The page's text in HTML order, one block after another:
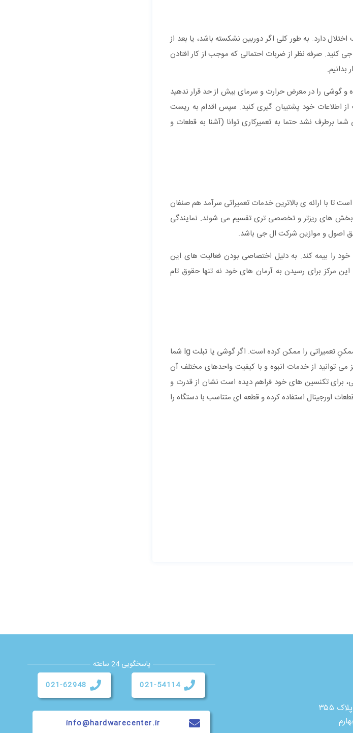
دارد. به طور کلی اگر دوربین نشکسته باشد، یا بعد از
صرفه نظر از ضربات احتمالی که موجب از کار افتادن
و گوشی را در معرض حرارت و سرمای بیش از حد قرار ندهید
اطلاعات خود پشتیبان گیری کنید. سپس اقدام به ریست
برطرف نشد حتما به تعمیرکاری توانا (آشنا به قطعات و
تا با ارائه ی بالاترین خدمات تعمیراتی سرآمد هم صنفان
بخش های ریزتر و تخصصی تری تقسیم می شوند. نمایندگی
را بیمه کند. به دلیل اختصاصی بودن فعالیت های این
مرکز برای رسیدن به آرمان های خود نه تنها حقوق تام
با سابقه ی فراوانی که در تعمیر انواع گوشی ها و تبلت های ال جی دارد هر غیر ممکنِ تعمیراتی را ممکن کرده است. اگر گوشی یا تبلت lg شما
می توانید از خدمات انبوه و با کیفیت واحدهای مختلف آن
برای تکنسین های خود فراهم دیده است نشان از قدرت و
اورجینال استفاده کرده و قطعه ای متناسب با دستگاه را
۳۵۵
پاسخگویی 24 ساعته
021-54114
021-62948
info@hardwarecenter.ir